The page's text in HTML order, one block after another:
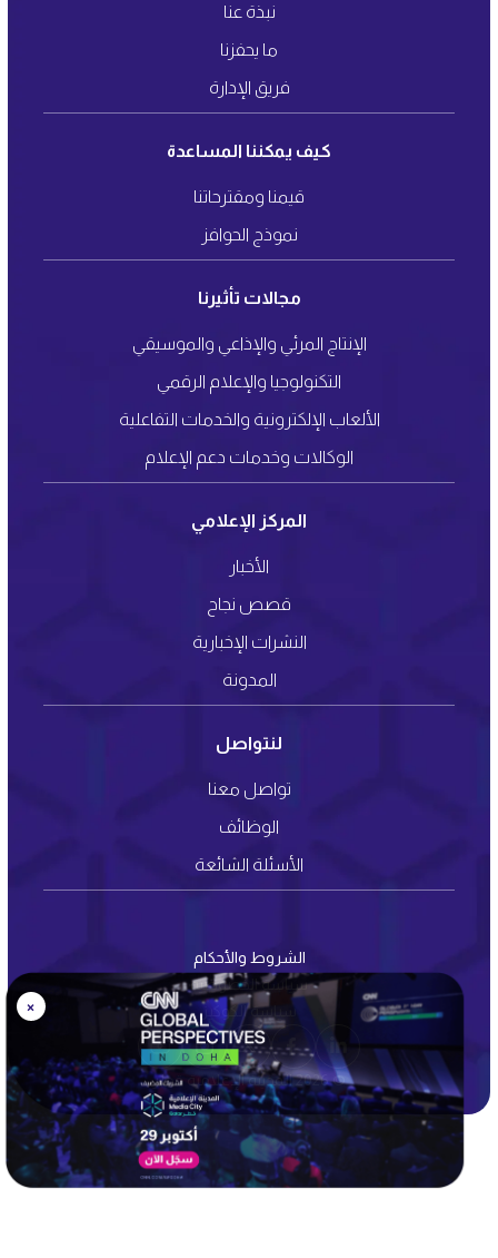
نبذة عنا
ما يحفزنا
فريق الإدارة
كيف يمكننا المساعدة
قيمنا ومقترحاتنا
نموذج الحوافز
مجالات تأثيرنا
الإنتاج المرئي والإذاعي والموسيقي
التكنولوجيا والإعلام الرقمي
الألعاب الإلكترونية والخدمات التفاعلية
الوكالات وخدمات دعم الإعلام
المركز الإعلامي
الأخبار
قصص نجاح
النشرات الإخبارية
المدونة
لنتواصل
تواصل معنا
الوظائف
الأسئلة الشائعة
الشروط والأحكام
سياسة الخصوصية
سياسة الكوكيز
© 2026 المدينة الإعلامية قطر
×